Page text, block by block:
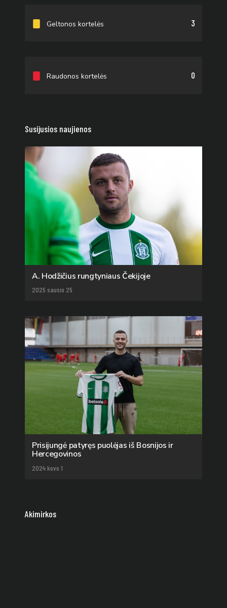
Geltonos kortelės 3
Raudonos kortelės 0
Susijusios naujienos
A. Hodžičius rungtyniaus Čekijoje
2025 sausio 25
Prisijungė patyręs puolėjas iš Bosnijos ir
Hercegovinos
2024 kovo 1
Akimirkos